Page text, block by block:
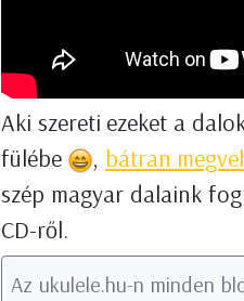
Aki szereti ezeket a
fülébe
, bátran
szép magyar dalaink
CD-ről.
Az ukulele.hu-n minden